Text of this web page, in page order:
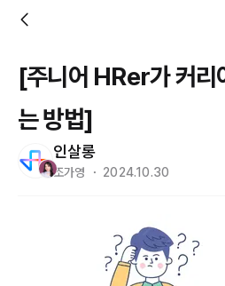
[주니어 HRer가 커리
는 방법]
인살롱
조가영 ・ 2024.10.30